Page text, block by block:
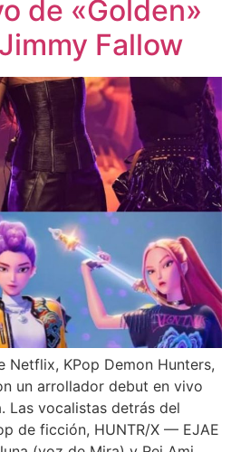
de «Golden»
Fallow
Netflix, KPop Demon Hunters,
un arrollador debut en vivo
Las vocalistas detrás del
de ficción, HUNTR/X — EJAE